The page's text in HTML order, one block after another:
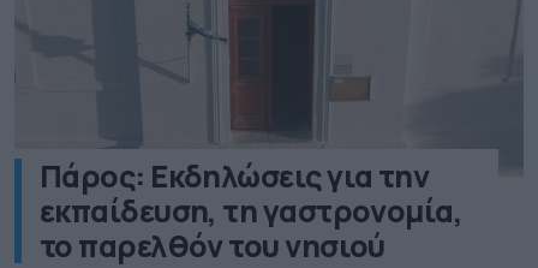
Πάρος: Εκδηλώσεις για την
εκπαίδευση, τη γαστρονομία,
το παρελθόν του νησιού